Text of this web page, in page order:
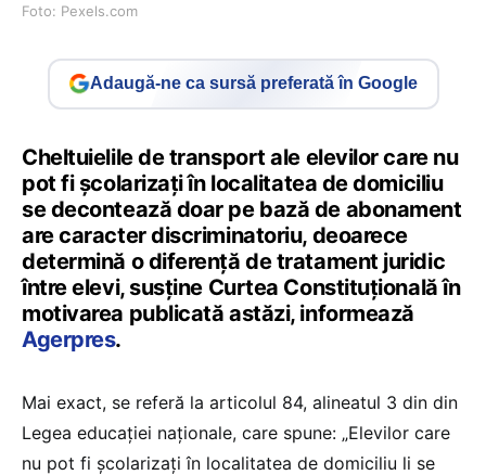
Foto: Pexels.com
Adaugă-ne ca sursă preferată în Google
Cheltuielile de transport ale elevilor care nu
pot fi şcolarizaţi în localitatea de domiciliu
se decontează doar pe bază de abonament
are caracter discriminatoriu, deoarece
determină o diferenţă de tratament juridic
între elevi, susţine Curtea Constituţională în
motivarea publicată astăzi, informează
Agerpres.
Mai exact, se referă la articolul 84, alineatul 3 din din
Legea educaţiei naţionale, care spune: „Elevilor care
nu pot fi şcolarizaţi în localitatea de domiciliu li se